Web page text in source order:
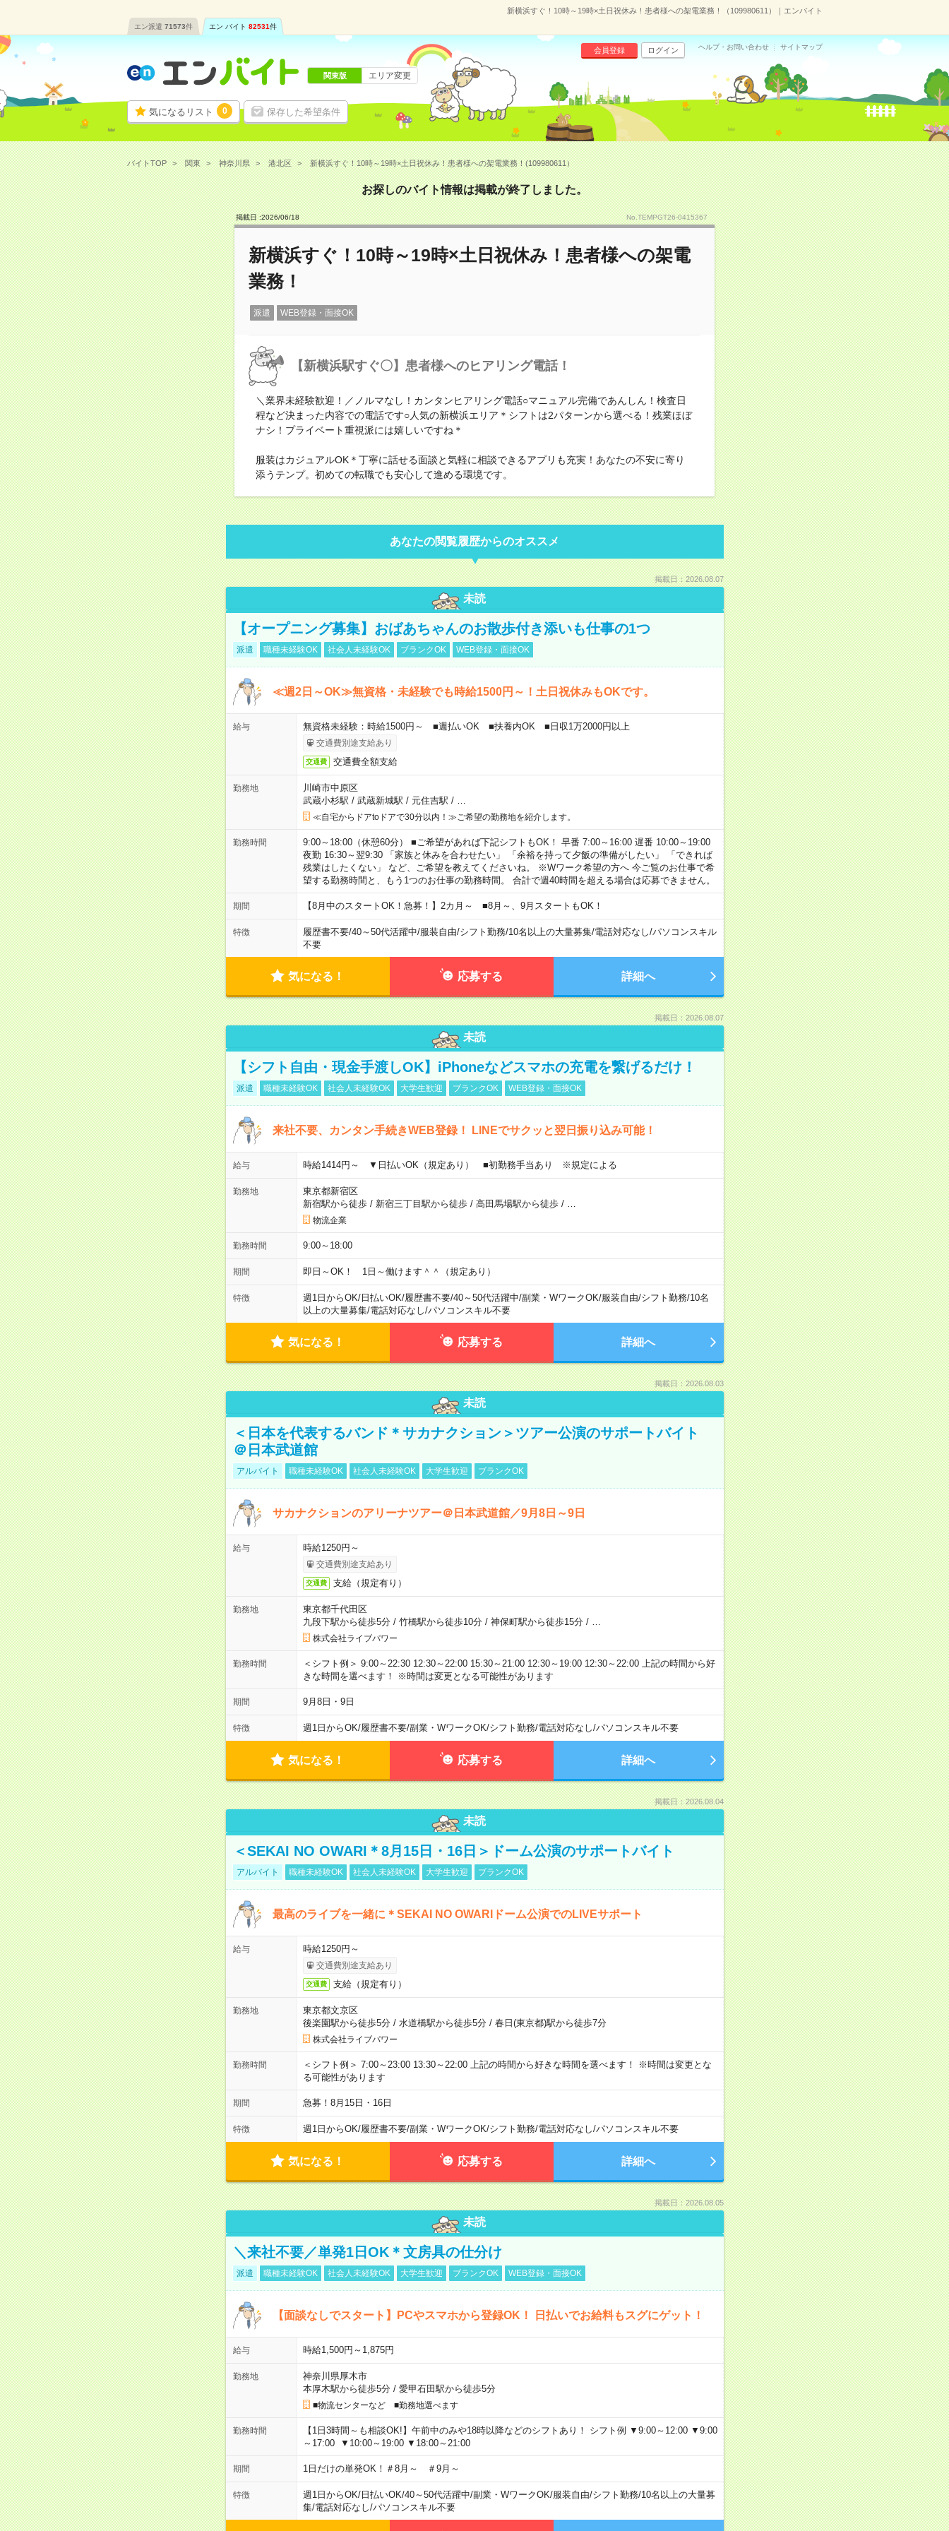
新横浜すぐ！10時～19時×土日祝休み！患者様への架電業務！（109980611）｜エンバイト
エン派遣 71573件 エン バイト 82531件
気になるリスト 0 保存した希望条件
会員登録 ログイン ヘルプ・お問い合わせ サイトマップ
関東版 エリア変更
バイトTOP 関東 神奈川県 港北区 新横浜すぐ！10時～19時×土日祝休み！患者様への架電業務！(109980611）
お探しのバイト情報は掲載が終了しました。
掲載日 :2026/06/18 No.TEMPGT26-0415367
新横浜すぐ！10時～19時×土日祝休み！患者様への架電
業務！
派遣 WEB登録・面接OK
【新横浜駅すぐ〇】患者様へのヒアリング電話！
＼業界未経験歓迎！／ノルマなし！カンタンヒアリング電話○マニュアル完備であんしん！検査日
程など決まった内容での電話です○人気の新横浜エリア＊シフトは2パターンから選べる！残業ほぼ
ナシ！プライベート重視派には嬉しいですね＊
服装はカジュアルOK＊丁寧に話せる面談と気軽に相談できるアプリも充実！あなたの不安に寄り
添うテンプ。初めての転職でも安心して進める環境です。
あなたの閲覧履歴からのオススメ
掲載日：2026.08.07
未読
【オープニング募集】おばあちゃんのお散歩付き添いも仕事の1つ
派遣 職種未経験OK 社会人未経験OK ブランクOK WEB登録・面接OK
≪週2日～OK≫無資格・未経験でも時給1500円～！土日祝休みもOKです。
給与 無資格未経験：時給1500円～ ■週払いOK ■扶養内OK ■日収1万2000円以上
交通費別途支給あり
交通費 交通費全額支給
勤務地
川崎市中原区
武蔵小杉駅 / 武蔵新城駅 / 元住吉駅 /
≪自宅からドアtoドアで30分以内！≫ご希望の勤務地を紹介します。
勤務時間
9:00～18:00（休憩60分） ■ご希望があれば下記シフトもOK！ 早番 7:00～16:00 遅番 10:00～19:00
夜勤 16:30～翌9:30 「家族と休みを合わせたい」 「余裕を持って夕飯の準備がしたい」 「できれば
残業はしたくない」 など、ご希望を教えてくださいね。 ※Wワーク希望の方へ 今ご覧のお仕事で希
望する勤務時間と、もう1つのお仕事の勤務時間。 合計で週40時間を超える場合は応募できません。
期間 【8月中のスタートOK！急募！】2カ月～ ■8月～、9月スタートもOK！
特徴 履歴書不要/40～50代活躍中/服装自由/シフト勤務/10名以上の大量募集/電話対応なし/パソコンスキル
不要
気になる！ 応募する 詳細へ
掲載日：2026.08.07
未読
【シフト自由・現金手渡しOK】iPhoneなどスマホの充電を繋げるだけ！
派遣 職種未経験OK 社会人未経験OK 大学生歓迎 ブランクOK WEB登録・面接OK
来社不要、カンタン手続きWEB登録！ LINEでサクッと翌日振り込み可能！
給与 時給1414円～ ▼日払いOK（規定あり） ■初勤務手当あり ※規定による
勤務地
東京都新宿区
新宿駅から徒歩/ 新宿三丁目駅から徒歩/ 高田馬場駅から徒歩/
物流企業
勤務時間 9:00～18:00
期間 即日～OK！ 1日～働けます＾＾（規定あり）
特徴 週1日からOK/日払いOK/履歴書不要/40～50代活躍中/副業・WワークOK/服装自由/シフト勤務/10名
以上の大量募集/電話対応なし/パソコンスキル不要
気になる！ 応募する 詳細へ
掲載日：2026.08.03
未読
＜日本を代表するバンド＊サカナクション＞ツアー公演のサポートバイト
＠日本武道館
アルバイト 職種未経験OK 社会人未経験OK 大学生歓迎 ブランクOK
サカナクションのアリーナツアー＠日本武道館／9月8日～9日
給与 時給1250円～
交通費別途支給あり
交通費 支給（規定有り）
勤務地
東京都千代田区
九段下駅から徒歩5分/ 竹橋駅から徒歩10分/ 神保町駅から徒歩15分/
株式会社ライブパワー
勤務時間
＜シフト例＞ 9:00～22:30 12:30～22:00 15:30～21:00 12:30～19:00 12:30～22:00 上記の時間から好
きな時間を選べます！ ※時間は変更となる可能性があります
期間 9月8日・9日
特徴 週1日からOK/履歴書不要/副業・WワークOK/シフト勤務/電話対応なし/パソコンスキル不要
気になる！ 応募する 詳細へ
掲載日：2026.08.04
未読
＜SEKAI NO OWARI＊8月15日・16日＞ドーム公演のサポートバイト
アルバイト 職種未経験OK 社会人未経験OK 大学生歓迎 ブランクOK
最高のライブを一緒に＊SEKAI NO OWARIドーム公演でのLIVEサポート
給与 時給1250円～
交通費別途支給あり
交通費 支給（規定有り）
勤務地
東京都文京区
後楽園駅から徒歩5分/ 水道橋駅から徒歩5分/ 春日(東京都)駅から徒歩7分
株式会社ライブパワー
勤務時間
＜シフト例＞ 7:00～23:00 13:30～22:00 上記の時間から好きな時間を選べます！ ※時間は変更とな
る可能性があります
期間 急募！8月15日・16日
特徴 週1日からOK/履歴書不要/副業・WワークOK/シフト勤務/電話対応なし/パソコンスキル不要
気になる！ 応募する 詳細へ
掲載日：2026.08.05
未読
＼来社不要／単発1日OK＊文房具の仕分け
派遣 職種未経験OK 社会人未経験OK 大学生歓迎 ブランクOK WEB登録・面接OK
【面談なしでスタート】PCやスマホから登録OK！ 日払いでお給料もスグにゲット！
給与 時給1,500円～1,875円
勤務地
神奈川県厚木市
本厚木駅から徒歩5分/ 愛甲石田駅から徒歩5分
■物流センターなど ■勤務地選べます
勤務時間
【1日3時間～も相談OK!】午前中のみや18時以降などのシフトあり！ シフト例 ▼9:00～12:00 ▼9:00
～17:00 ▼10:00～19:00 ▼18:00～21:00
期間 1日だけの単発OK！＃8月～ ＃9月～
特徴 週1日からOK/日払いOK/40～50代活躍中/副業・WワークOK/服装自由/シフト勤務/10名以上の大量募
集/電話対応なし/パソコンスキル不要